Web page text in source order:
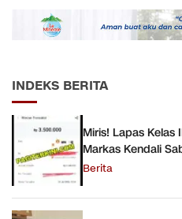
INDEKS BERITA
Miris! Lapas Kelas
Markas Kendali
Berita